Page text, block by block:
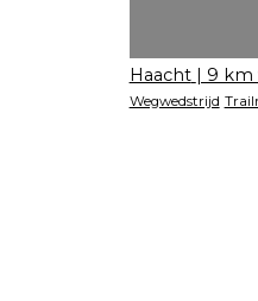
Haacht | 9 km
Wegwedstrijd